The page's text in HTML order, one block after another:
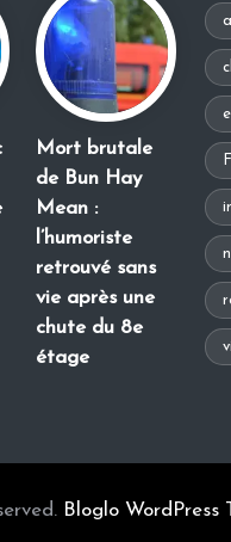
Mort brutale
de Bun Hay
Mean :
l’humoriste
retrouvé sans
vie après une
chute du 8e
étage
Bloglo WordPress